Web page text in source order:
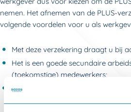
nemen. Het afnemen van de PLUS-
volgende voordelen voor u als
Met deze verzekering draagt u bij
Het is een goede secundaire
(toekomstige) medewerkers;
De PLUS-verzekering heeft een